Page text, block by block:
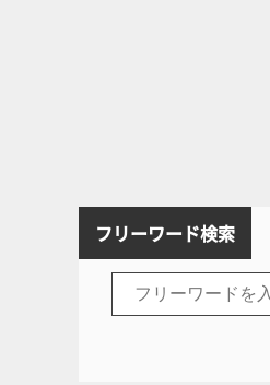
フリーワード検索